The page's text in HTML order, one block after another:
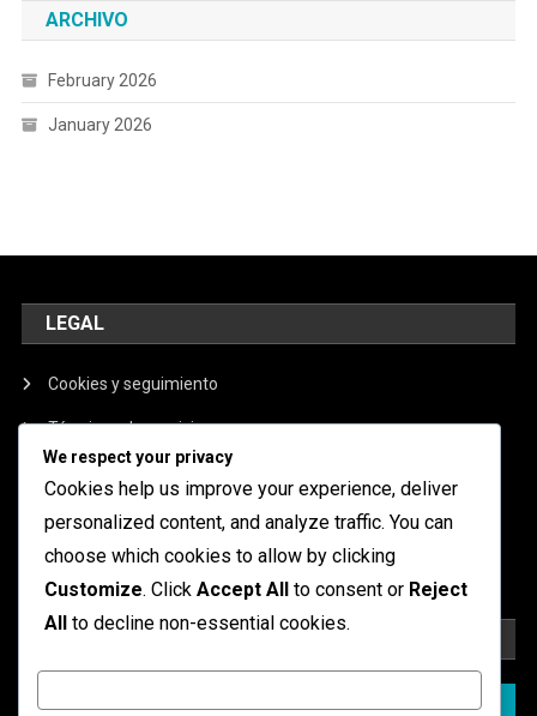
ARCHIVO
February 2026
January 2026
LEGAL
Cookies y seguimiento
Términos de servicio
Nuestra historia
Política de privacidad
Contáctanos
We respect your privacy
Cookies help us improve your experience, deliver
personalized content, and analyze traffic. You can
choose which cookies to allow by clicking
Customize. Click Accept All to consent or Reject
All to decline non-essential cookies.